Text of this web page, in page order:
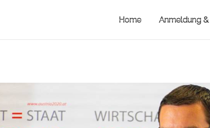
Home Anmeldung